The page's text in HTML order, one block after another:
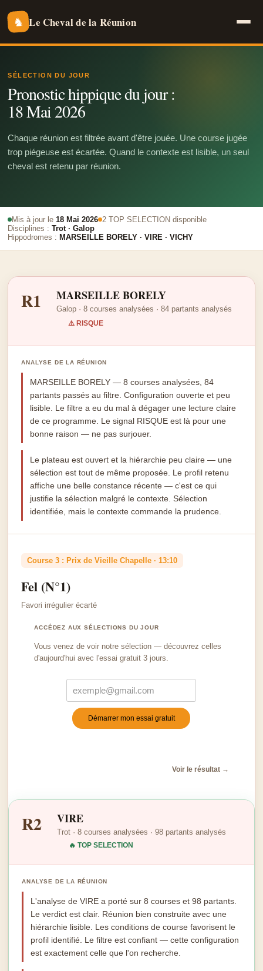
♞ Le Cheval de la Réunion
SÉLECTION DU JOUR
Pronostic hippique du jour :
18 Mai 2026
Chaque réunion est filtrée avant d'être jouée. Une course jugée
trop piégeuse est écartée. Quand le contexte est lisible, un seul
cheval est retenu par réunion.
Mis à jour le18 Mai 2026 2 TOP SELECTION disponible
Disciplines :Trot · Galop
Hippodromes : MARSEILLE BORELY · VIRE · VICHY
R1 MARSEILLE BORELY
Galop · 8 courses analysées · 84 partants analysés
⚠️ RISQUE
ANALYSE DE LA RÉUNION
MARSEILLE BORELY — 8 courses analysées, 84
partants passés au filtre. Configuration ouverte et peu
lisible. Le filtre a eu du mal à dégager une lecture claire
de ce programme. Le signal RISQUE est là pour une
bonne raison — ne pas surjouer.
Le plateau est ouvert et la hiérarchie peu claire — une
sélection est tout de même proposée. Le profil retenu
affiche une belle constance récente — c'est ce qui
justifie la sélection malgré le contexte. Sélection
identifiée, mais le contexte commande la prudence.
Course 3 : Prix de Vieille Chapelle · 13:10
Fel (N°1)
Favori irrégulier écarté
ACCÉDEZ AUX SÉLECTIONS DU JOUR
Vous venez de voir notre sélection — découvrez celles
d'aujourd'hui avec l'essai gratuit 3 jours.
Démarrer mon essai gratuit
Voir le résultat →
R2 VIRE
Trot · 8 courses analysées · 98 partants analysés
🔥 TOP SELECTION
ANALYSE DE LA RÉUNION
L'analyse de VIRE a porté sur 8 courses et 98 partants.
Le verdict est clair. Réunion bien construite avec une
hiérarchie lisible. Les conditions de course favorisent le
profil identifié. Le filtre est confiant — cette configuration
est exactement celle que l'on recherche.